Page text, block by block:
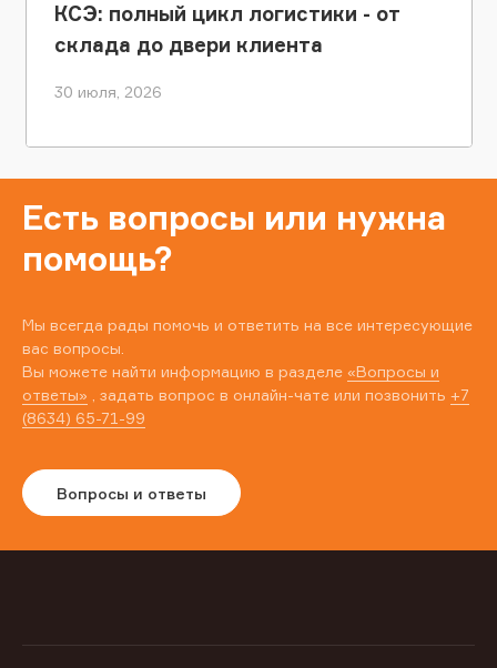
КСЭ: полный цикл логистики - от
склада до двери клиента
30 июля, 2026
Есть вопросы или нужна
помощь?
Мы всегда рады помочь и ответить на все интересующие
вас вопросы.
Вы можете найти информацию в разделе «Вопросы и
ответы» , задать вопрос в онлайн-чате или позвонить +7
(8634) 65-71-99
Вопросы и ответы